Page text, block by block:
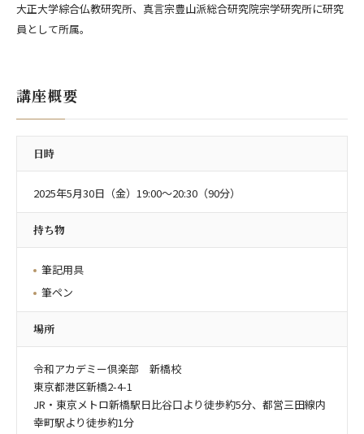
大正大学綜合仏教研究所、真言宗豊山派総合研究院宗学研究所に研究
員として所属。
講座概要
日時
2025年5月30日（金）19:00～20:30（90分）
持ち物
筆記用具
筆ペン
場所
令和アカデミー倶楽部 新橋校
東京都港区新橋2-4-1
JR・東京メトロ新橋駅日比谷口より徒歩約5分、都営三田線内
幸町駅より徒歩約1分